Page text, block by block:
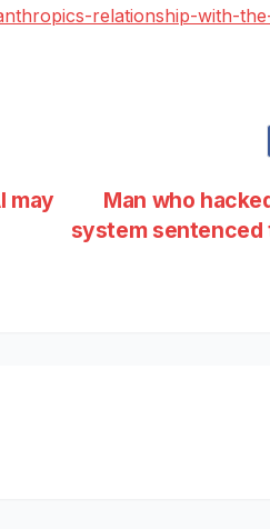
relationship-with-
Man who
system sentenced
may